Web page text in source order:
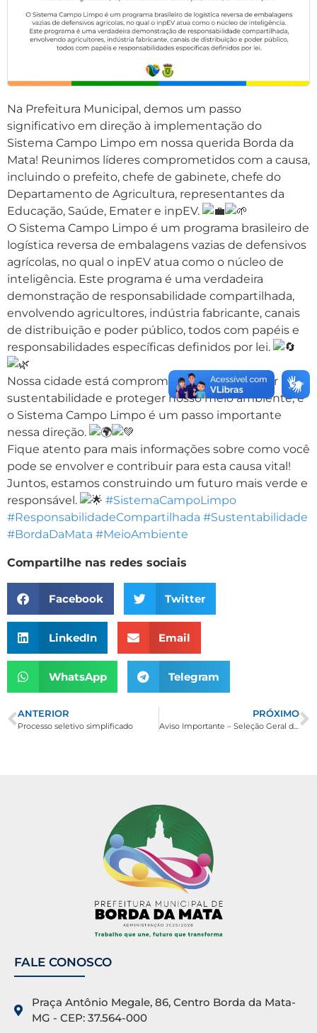
Na Prefeitura Municipal, demos um passo
significativo em direção à implementação do
Sistema Campo Limpo em nossa querida Borda da
Mata! Reunimos líderes comprometidos com a causa,
incluindo o prefeito, chefe de gabinete, chefe do
Departamento de Agricultura, representantes da
Educação, Saúde, Emater e inpEV.
O Sistema Campo Limpo é um programa brasileiro de
logística reversa de embalagens vazias de defensivos
agrícolas, no qual o inpEV atua como o núcleo de
inteligência. Este programa é uma verdadeira
demonstração de responsabilidade compartilhada,
envolvendo agricultores, indústria fabricante, canais
de distribuição e poder público, todos com papéis e
responsabilidades específicas definidos por lei.
Nossa cidade está comprometida em promover a
sustentabilidade e proteger nosso meio ambiente, e
o Sistema Campo Limpo é um passo importante
nessa direção.
Fique atento para mais informações sobre como você
pode se envolver e contribuir para esta causa vital!
Juntos, estamos construindo um futuro mais verde e
responsável.
#SistemaCampoLimpo
#ResponsabilidadeCompartilhada #Sustentabilidade
#BordaDaMata #MeioAmbiente
Compartilhe nas redes sociais
Facebook Twitter
LinkedIn Email
WhatsApp Telegram
ANTERIOR
Processo seletivo simplificado
PRÓXIMO
Aviso Importante – Seleção Geral da Junta Militar
FALE CONOSCO
Praça Antônio Megale, 86, Centro Borda da Mata-
MG - CEP: 37.564-000